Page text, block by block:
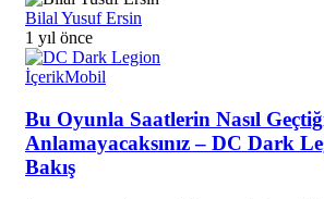
Bilal Yusuf Ersin
1 yıl önce
İçerikMobil
Bu Oyunla Saatlerin Nasıl
Anlamayacaksınız – DC Dark
Bakış